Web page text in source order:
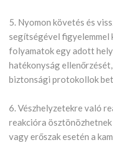
5. Nyomon követés és
segítségével figyelemmel
folyamatok egy adott
hatékonyság
biztonsági protokollok
6. Vészhelyzetekre való
reakcióra
vagy erőszak esetén a